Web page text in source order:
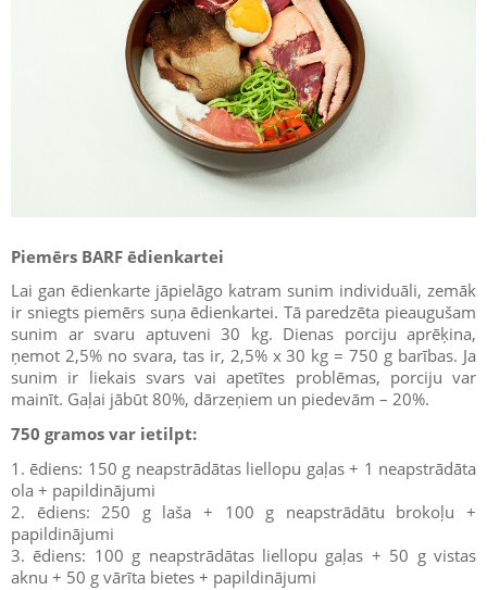
Piemērs BARF ēdienkartei
Lai gan ēdienkarte jāpielāgo katram sunim individuāli, zemāk
ir sniegts piemērs suņa ēdienkartei. Tā paredzēta pieaugušam
sunim ar svaru aptuveni 30 kg. Dienas porciju aprēķina,
ņemot 2,5% no svara, tas ir, 2,5% x 30 kg = 750 g barības. Ja
sunim ir liekais svars vai apetītes problēmas, porciju var
mainīt. Gaļai jābūt 80%, dārzeņiem un piedevām – 20%.
750 gramos var ietilpt:
1. ēdiens: 150 g neapstrādātas liellopu gaļas + 1 neapstrādāta
ola + papildinājumi
2. ēdiens: 250 g laša + 100 g neapstrādātu brokoļu +
papildinājumi
3. ēdiens: 100 g neapstrādātas liellopu gaļas + 50 g vistas
aknu + 50 g vārīta bietes + papildinājumi